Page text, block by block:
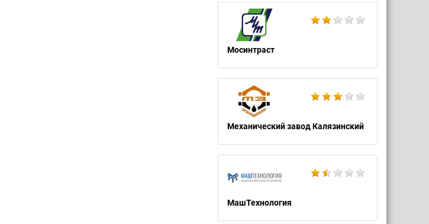
Мосинтраст
Механический завод Калязинский
МашТехнология